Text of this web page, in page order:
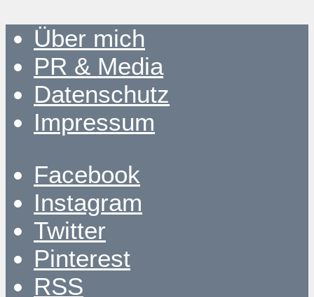
Über mich
PR & Media
Datenschutz
Impressum
Facebook
Instagram
Twitter
Pinterest
RSS